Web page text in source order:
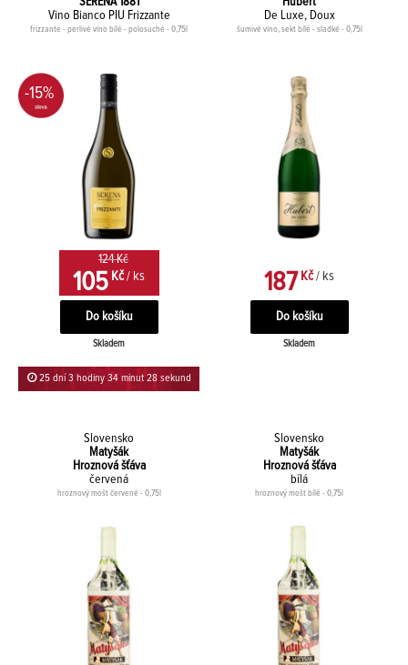
Vino Bianco PIU Frizzante
frizzante - perlivé víno bílé - polosuché - 0,75l
-15%
124 Kč
105 Kč / ks
Skladem
25 dní 3 hodiny 34 minut 28 sekund
De Luxe, Doux
šumivé víno, sekt bílé - sladké - 0,75l
187Kč / ks
Skladem
Slovensko
Matyšák
Hroznová šťáva
červená
hroznový mošt červené - 0,75l
Slovensko
Matyšák
Hroznová šťáva
bílá
hroznový mošt bílé - 0,75l